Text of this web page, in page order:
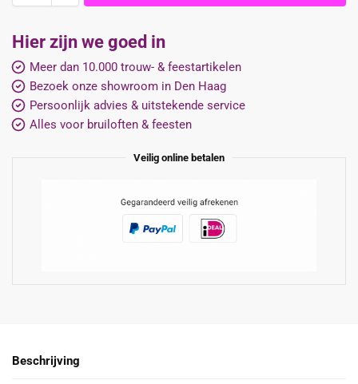
Hier zijn we goed in
Meer dan 10.000 trouw- & feestartikelen
Bezoek onze showroom in Den Haag
Persoonlijk advies & uitstekende service
Alles voor bruiloften & feesten
Veilig online betalen
Beschrijving